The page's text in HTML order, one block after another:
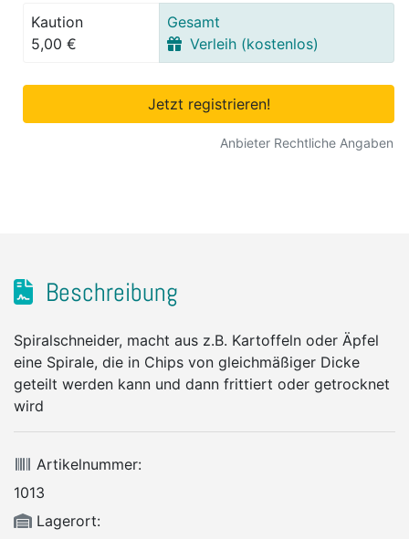
Kaution
5,00 €
Gesamt
Verleih (kostenlos)
Jetzt registrieren!
Anbieter Rechtliche Angaben
Beschreibung
Spiralschneider, macht aus z.B. Kartoffeln oder Äpfel
eine Spirale, die in Chips von gleichmäßiger Dicke
geteilt werden kann und dann frittiert oder getrocknet
wird
Artikelnummer:
1013
Lagerort: